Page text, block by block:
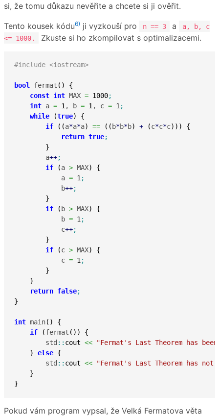
si, že tomu důkazu nevěřite a chcete si ji ověřit.
Tento kousek kódu6) ji vyzkouší pro n == 3 a
a, b, c
<= 1000.
Zkuste si ho zkompilovat s optimalizacemi.
#include <iostream>
bool fermat ( )
{
const int MAX = 1000;
int a = 1, b = 1, c = 1;
while
(true)
{
if
( (a*a*a) == ( ( b*b*b) + (c*c*c) ) )
{
return true;
}
        a
++;
if
(a > MAX)
{
            a
= 1;
            b
++;
}
if
( b > MAX)
{
            b
= 1;
            c
++;
}
if
(c > MAX)
{
            c
= 1;
}
}
return false;
}
int main( )
{
if
(fermat ( ) )
{
        std
:: cout <<
"Fermat's Last Theorem has
} else {
        std
:: cout <<
"Fermat's Last Theorem has not
}
}
Pokud vám program vypsal, že Velká Fermatova věta